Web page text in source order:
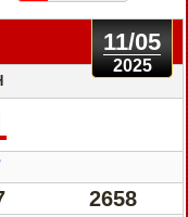
11/05
2025
2658